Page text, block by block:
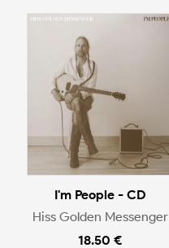
I'm People - CD
Hiss Golden Messenger
18.50 €